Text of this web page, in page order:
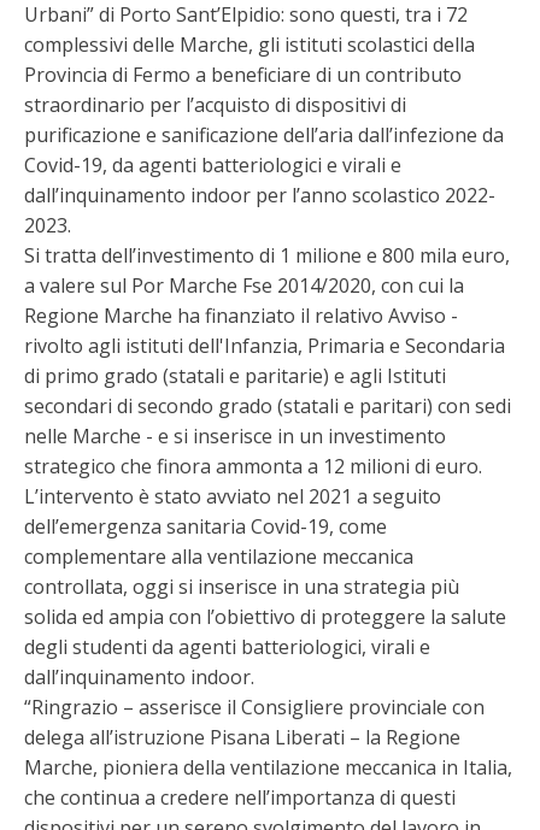
Urbani” di Porto Sant’Elpidio: sono questi, tra i 72
complessivi delle Marche, gli istituti scolastici della
Provincia di Fermo a beneficiare di un contributo
straordinario per l’acquisto di dispositivi di
purificazione e sanificazione dell’aria dall’infezione da
Covid-19, da agenti batteriologici e virali e
dall’inquinamento indoor per l’anno scolastico 2022-
2023.
Si tratta dell’investimento di 1 milione e 800 mila euro,
a valere sul Por Marche Fse 2014/2020, con cui la
Regione Marche ha finanziato il relativo Avviso -
rivolto agli istituti dell'Infanzia, Primaria e Secondaria
di primo grado (statali e paritarie) e agli Istituti
secondari di secondo grado (statali e paritari) con sedi
nelle Marche - e si inserisce in un investimento
strategico che finora ammonta a 12 milioni di euro.
L’intervento è stato avviato nel 2021 a seguito
dell’emergenza sanitaria Covid-19, come
complementare alla ventilazione meccanica
controllata, oggi si inserisce in una strategia più
solida ed ampia con l’obiettivo di proteggere la salute
degli studenti da agenti batteriologici, virali e
dall’inquinamento indoor.
“Ringrazio – asserisce il Consigliere provinciale con
delega all’istruzione Pisana Liberati – la Regione
Marche, pioniera della ventilazione meccanica in Italia,
che continua a credere nell’importanza di questi